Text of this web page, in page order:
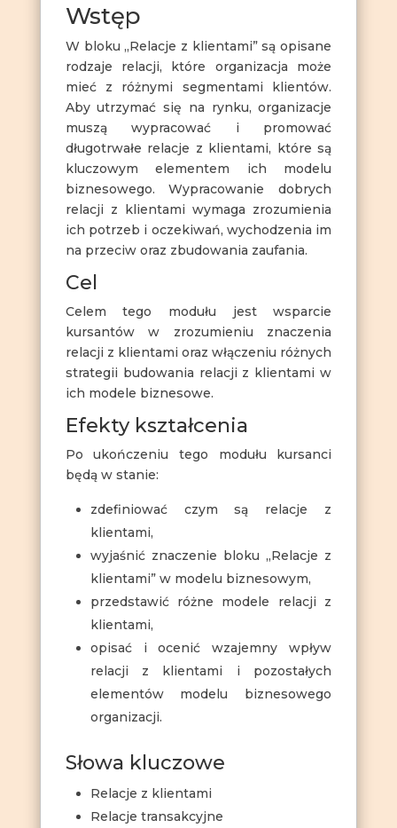
Wstęp
W bloku „Relacje z klientami” są opisane
rodzaje relacji, które organizacja może
mieć z różnymi segmentami klientów.
Aby utrzymać się na rynku, organizacje
muszą wypracować i promować
długotrwałe relacje z klientami, które są
kluczowym elementem ich modelu
biznesowego. Wypracowanie dobrych
relacji z klientami wymaga zrozumienia
ich potrzeb i oczekiwań, wychodzenia im
na przeciw oraz zbudowania zaufania.
Cel
Celem tego modułu jest wsparcie
kursantów w zrozumieniu znaczenia
relacji z klientami oraz włączeniu różnych
strategii budowania relacji z klientami w
ich modele biznesowe.
Efekty kształcenia
Po ukończeniu tego modułu kursanci
będą w stanie:
zdefiniować czym są relacje z
klientami,
wyjaśnić znaczenie bloku „Relacje z
klientami” w modelu biznesowym,
przedstawić różne modele relacji z
klientami,
opisać i ocenić wzajemny wpływ
relacji z klientami i pozostałych
elementów modelu biznesowego
organizacji.
Słowa kluczowe
Relacje z klientami
Relacje transakcyjne